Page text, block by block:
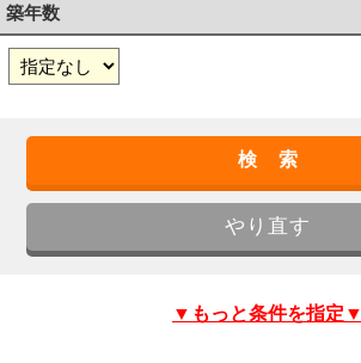
築年数
▼もっと条件を指定▼